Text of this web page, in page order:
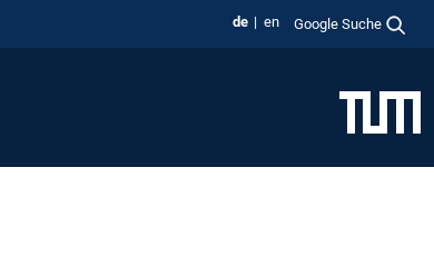
de en Google Suche